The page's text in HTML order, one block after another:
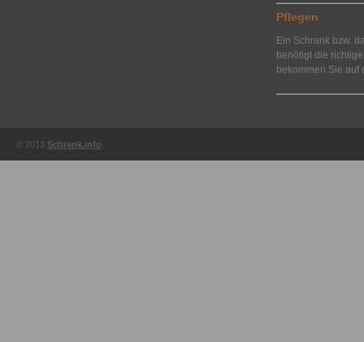
Pflegen
Ein Schrank bzw.
benötigt die
bekommen Sie auf
© 2013 Schrank.info